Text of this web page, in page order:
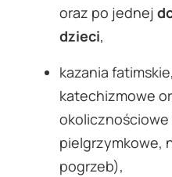
oraz po jednej
dzieci,
kazania
katechizmowe
pielgrzymkowe,
pogrzeb),